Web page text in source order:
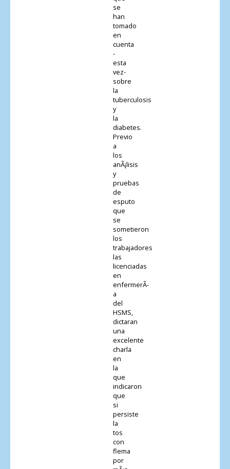
se
han
tomado
en
cuenta
-
esta
vez-
sobre
la
tuberculosis
y
la
diabetes.
Previo
a
los
anÃ¡lisis
y
pruebas
de
esputo
que
se
sometieron
los
trabajadores
las
licenciadas
en
enfermerÃ­
a
del
HSMS,
dictaran
una
excelente
charla
en
la
que
indicaron
que
si
persiste
la
tos
con
flema
por